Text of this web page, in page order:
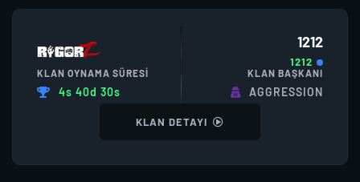
1212
1212
KLAN OYNAMA SÜRESI
4s 40d 30s
KLAN BAŞKANI
AGGRESSION
KLAN DETAYI